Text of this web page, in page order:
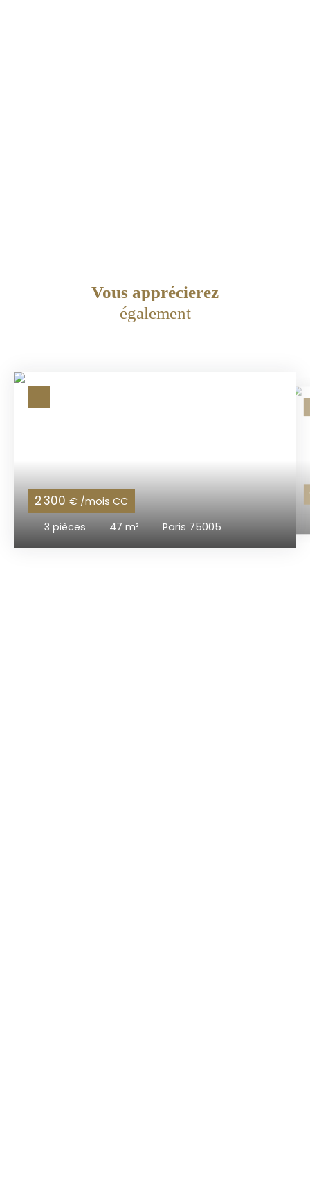
Vous apprécierez
également
2 300 € /mois CC
3 pièces 47 m² Paris 75005